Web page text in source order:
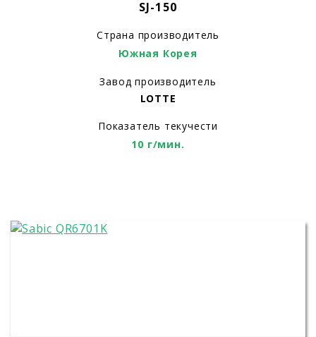
SJ-150
Страна производитель
Южная Корея
Завод производитель
LOTTE
Показатель текучести
10 г/мин.